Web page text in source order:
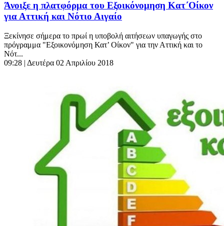
Άνοιξε η πλατφόρμα του Εξοικόνομηση Κατ΄Οίκον
για Αττική και Νότιο Αιγαίο
Ξεκίνησε σήμερα το πρωί η υποβολή αιτήσεων υπαγωγής στο
πρόγραμμα "Εξοικονόμηση Κατ’ Οίκον" για την Αττική και το
Νότ...
09:28 | Δευτέρα 02 Απριλίου 2018